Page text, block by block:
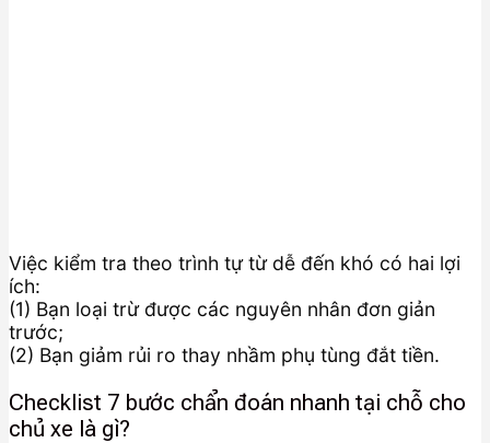
Việc kiểm tra theo trình tự từ dễ đến khó có hai lợi
ích:
(1) Bạn loại trừ được các nguyên nhân đơn giản
trước;
(2) Bạn giảm rủi ro thay nhầm phụ tùng đắt tiền.
Checklist 7 bước chẩn đoán nhanh tại chỗ cho
chủ xe là gì?